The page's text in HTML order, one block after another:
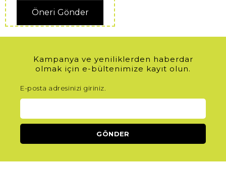
Öneri Gönder
Kampanya ve yeniliklerden haberdar
olmak için e-bültenimize kayıt olun.
E-posta adresinizi giriniz.